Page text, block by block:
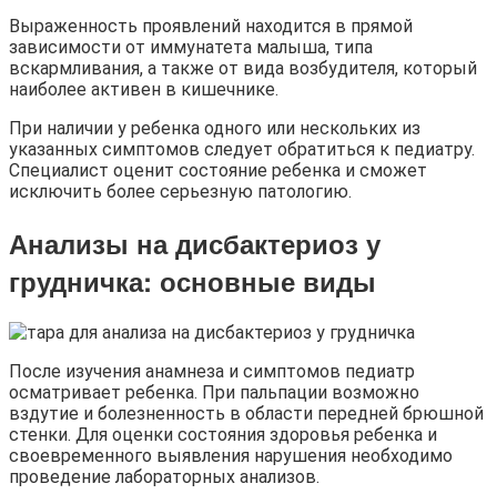
Выраженность проявлений находится в прямой
зависимости от иммунатета малыша, типа
вскармливания, а также от вида возбудителя, который
наиболее активен в кишечнике.
При наличии у ребенка одного или нескольких из
указанных симптомов следует обратиться к педиатру.
Специалист оценит состояние ребенка и сможет
исключить более серьезную патологию.
Анализы на дисбактериоз у
грудничка: основные виды
После изучения анамнеза и симптомов педиатр
осматривает ребенка. При пальпации возможно
вздутие и болезненность в области передней брюшной
стенки. Для оценки состояния здоровья ребенка и
своевременного выявления нарушения необходимо
проведение лабораторных анализов.